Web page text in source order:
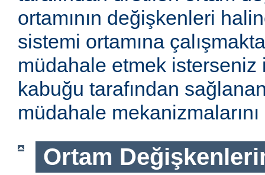
ortamının değişkenleri
sistemi ortamına
müdahale etmek
kabuğu tarafından
müdahale mekanizmalarını
Ortam